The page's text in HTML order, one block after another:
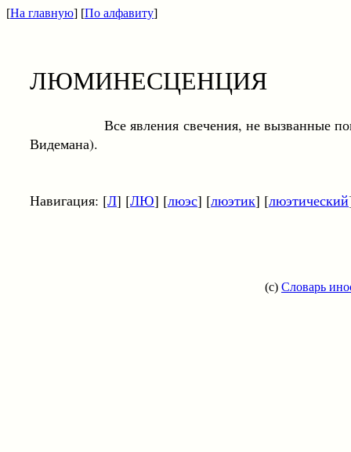
[На главную] [По алфавиту]
ЛЮМИНЕСЦЕНЦИЯ
Все явления свечения, не вызванные
Видемана).
Навигация: [Л] [ЛЮ] [люэс] [люэтик] [люэтический
(c) Словарь